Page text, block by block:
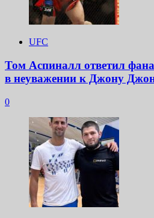
UFC
Том Аспиналл ответил
в неуважении к Джону
0